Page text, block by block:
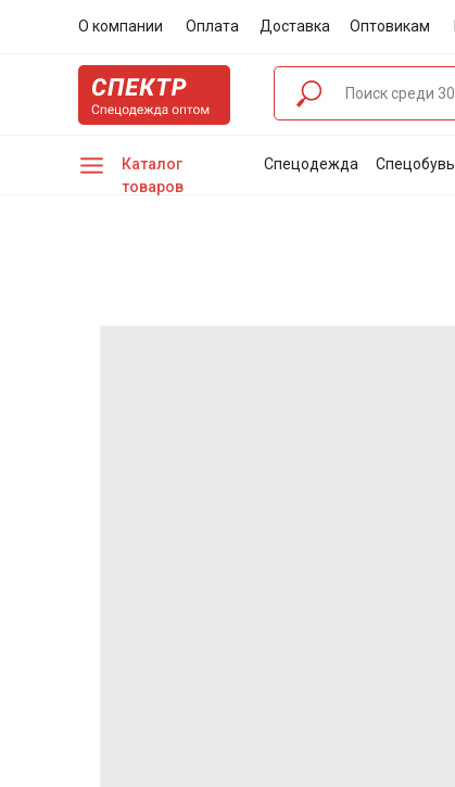
О компании Оплата Доставка Оптовикам
Каталог
товаров
Спецодежда Спецобувь